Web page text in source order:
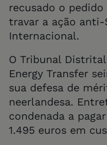
recusado o pedido
travar a ação anti-
Internacional.
O Tribunal
Energy Transfer
sua defesa de
neerlandesa.
condenada a
1.495 euros em